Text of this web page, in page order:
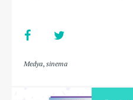
Medya, sinema